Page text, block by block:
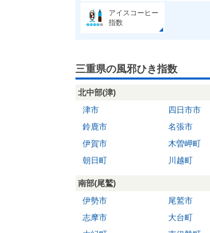
アイスコーヒー
指数
三重県の風邪ひき指数
北中部(津)
津市
四日市市
鈴鹿市
名張市
伊賀市
木曽岬町
朝日町
川越町
南部(尾鷲)
伊勢市
尾鷲市
志摩市
大台町